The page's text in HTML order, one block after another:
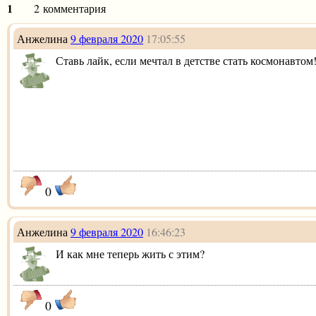
1 2 комментария
Анжелина 9 февраля 2020 17:05:55
Ставь лайк, если мечтал в детстве стать космонавтом!
0
Анжелина9 февраля 2020 16:46:23
И как мне теперь жить с этим?
0